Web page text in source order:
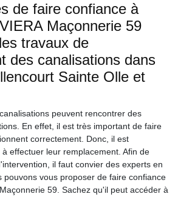
de faire confiance à
Maçonnerie 59
travaux de
des canalisations dans
Sainte Olle et
peuvent rencontrer des
En effet, il est très important de faire
correctement. Donc, il est
effectuer leur remplacement. Afin de
il faut convier des experts en
pouvons vous proposer de faire confiance
59. Sachez qu'il peut accéder à